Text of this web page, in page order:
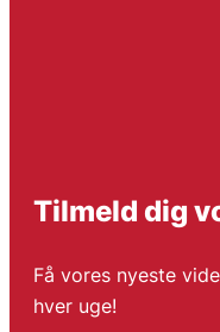
Tilmeld dig
Få vores nyeste
hver uge!